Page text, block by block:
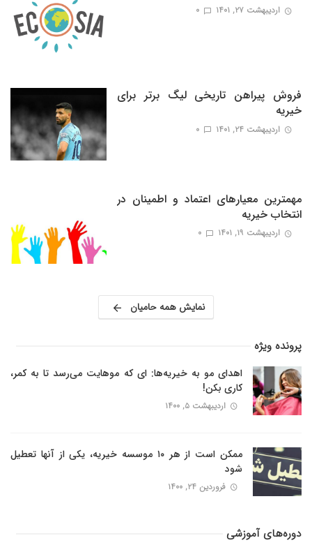
اردیبهشت ۲۷, ۱۴۰۱ 0
فروش پیراهن تاریخی لیگ برتر برای
خیریه
اردیبهشت ۲۴, ۱۴۰۱ 0
مهمترین معیارهای اعتماد و اطمینان در
انتخاب خیریه
اردیبهشت ۱۹, ۱۴۰۱ 0
نمایش همه حامیان
پرونده ویژه
اهدای مو به خیریه‌ها: ای که موهایت می‌رسد تا به کمر،
کاری بکن!
اردیبهشت ۵, ۱۴۰۰
ممکن است از هر ۱۰ موسسه خیریه، یکی از آنها تعطیل
شود
فروردین ۲۴, ۱۴۰۰
دوره‌های آموزشی